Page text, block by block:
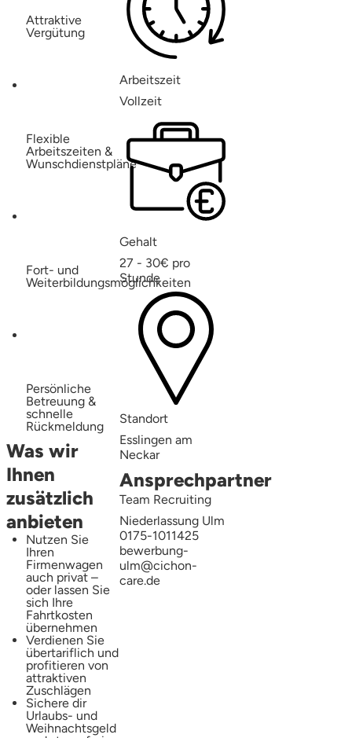
Attraktive
Vergütung
Flexible
Arbeitszeiten &
Wunschdienstpläne
Fort- und
Weiterbildungsmöglichkeiten
Persönliche
Betreuung &
schnelle
Rückmeldung
Was wir
Ihnen
zusätzlich
anbieten
Nutzen Sie
Ihren
Firmenwagen
auch privat –
oder lassen Sie
sich Ihre
Fahrtkosten
übernehmen
Verdienen Sie
übertariflich und
profitieren von
attraktiven
Zuschlägen
Sichere dir
Urlaubs- und
Weihnachtsgeld
Arbeitszeit
Vollzeit
Gehalt
27 - 30€ pro
Stunde
Standort
Esslingen am
Neckar
Ansprechpartner
Team Recruiting
Niederlassung Ulm
0175-1011425
bewerbung-
ulm@cichon-
care.de